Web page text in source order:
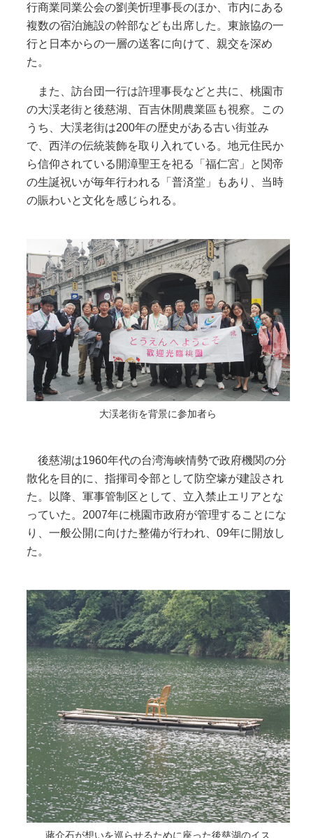
行商業同業公会の劉美忻理事長のほか、市内にある
複数の宿泊施設の幹部なども出席した。東旅協の一
行と日本からの一層の送客に向けて、親交を深め
た。
また、訪台団一行は許理事長などと共に、桃園市
の大渓老街と後慈湖、百吉休閒農業區も視察。この
うち、大渓老街は200年の歴史がある古い街並み
で、西洋の伝統装飾を取り入れている。地元住民か
ら信仰されている開漳聖王を祀る「福仁宮」と関帝
の生誕祝いが毎年行われる「普済堂」もあり、当時
の賑わいと文化を感じられる。
大渓老街を背景に参加者ら
後慈湖は1960年代の台湾海峡情勢で政府機関の分
散化を目的に、指揮司令部として防空壕が建設され
た。以降、軍事管制区として、立入禁止エリアとな
っていた。2007年に桃園市政府が管理することにな
り、一般公開に向けた整備が行われ、09年に開放し
た。
蔣介石が想いを巡らせるために座った後慈湖のイス